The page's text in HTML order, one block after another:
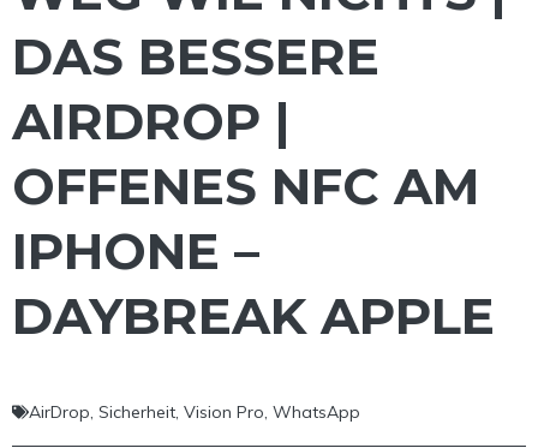
DAS BESSERE
AIRDROP |
OFFENES NFC AM
IPHONE –
DAYBREAK APPLE
AirDrop, Sicherheit, Vision Pro, WhatsApp